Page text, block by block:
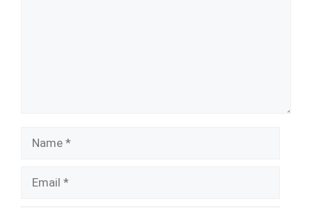
Name
Email